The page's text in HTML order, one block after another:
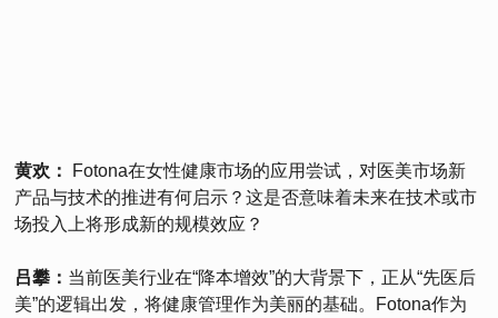
黄欢：
Fotona在女性健康市场的应用尝试，对医美市场新
产品与技术的推进有何启示？这是否意味着未来在技术或市
场投入上将形成新的规模效应？
吕攀： 当前医美行业在“降本增效”的大背景下，正从“先医后
美”的逻辑出发，将健康管理作为美丽的基础。Fotona作为